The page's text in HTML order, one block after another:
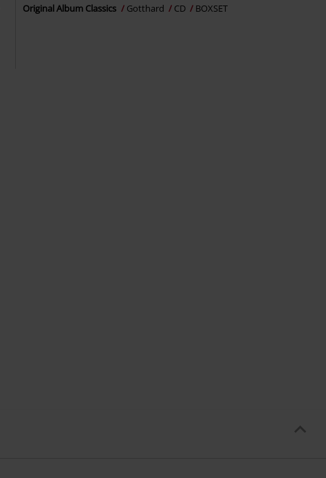
Original Album Classics Gotthard CD BOXSET